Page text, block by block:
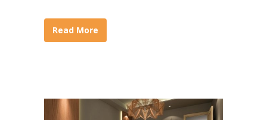
Read More